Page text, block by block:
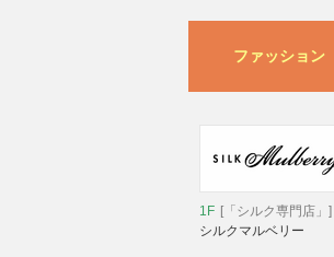
ファッション
1F [「シルク専門店」]
シルクマルベリー